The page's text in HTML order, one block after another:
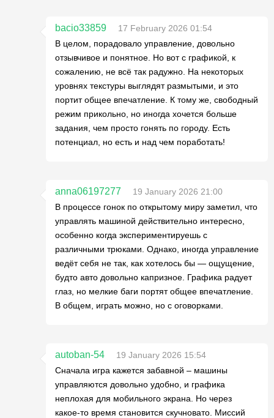
bacio33859
17 February 2026 01:54
В целом, порадовало управление, довольно
отзывчивое и понятное. Но вот с графикой, к
сожалению, не всё так радужно. На некоторых
уровнях текстуры выглядят размытыми, и это
портит общее впечатление. К тому же, свободный
режим прикольно, но иногда хочется больше
задания, чем просто гонять по городу. Есть
потенциал, но есть и над чем поработать!
anna06197277
19 January 2026 21:00
В процессе гонок по открытому миру заметил, что
управлять машиной действительно интересно,
особенно когда экспериментируешь с
различными трюками. Однако, иногда управление
ведёт себя не так, как хотелось бы — ощущение,
будто авто довольно капризное. Графика радует
глаз, но мелкие баги портят общее впечатление.
В общем, играть можно, но с оговорками.
autoban-54
19 January 2026 15:54
Сначала игра кажется забавной – машины
управляются довольно удобно, и графика
неплохая для мобильного экрана. Но через
какое-то время становится скучновато. Миссий